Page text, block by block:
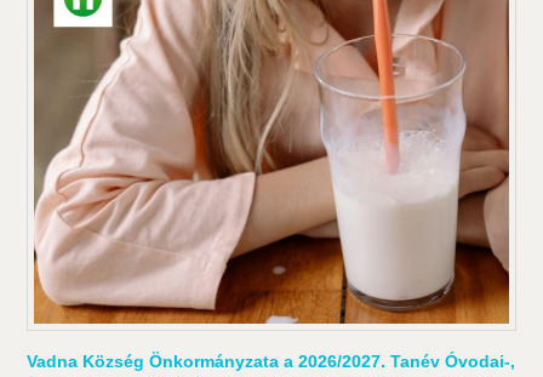
Vadna Község Önkormányzata a 2026/2027. Tanév Óvodai-,